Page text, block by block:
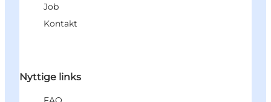
Job
Kontakt
Nyttige links